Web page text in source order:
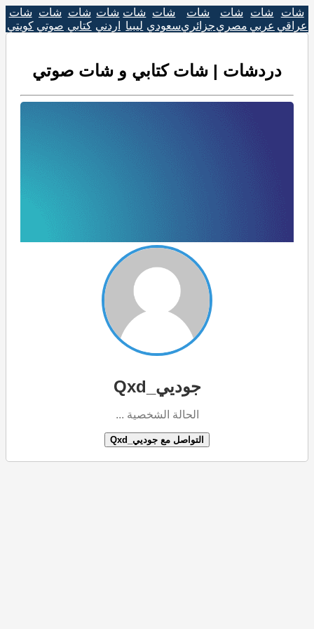
شات
عراقي
شات
عربي
شات
مصري
شات
جزائري
شات
سعودي
شات
ليبيا
شات
اردني
شات
كتابي
شات
صوتي
شات
كويتي
دردشات | شات كتابي و شات صوتي
جوديي_Qxd
الحالة الشخصية ...
التواصل مع جوديي_Qxd